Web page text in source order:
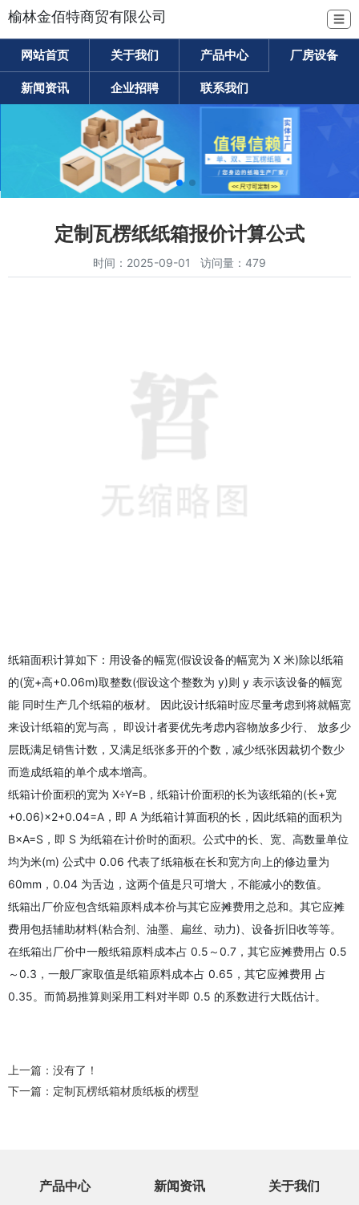
榆林金佰特商贸有限公司 ☰
网站首页 关于我们 产品中心 厂房设备
新闻资讯 企业招聘 联系我们
定制瓦楞纸纸箱报价计算公式
时间：2025-09-01 访问量：479
纸箱面积计算如下：用设备的幅宽(假设设备的幅宽为 X 米)除以纸箱
的(宽+高+0.06m)取整数(假设这个整数为 y)则 y 表示该设备的幅宽
能 同时生产几个纸箱的板材。 因此设计纸箱时应尽量考虑到将就幅宽
来设计纸箱的宽与高， 即设计者要优先考虑内容物放多少行、 放多少
层既满足销售计数，又满足纸张多开的个数，减少纸张因裁切个数少
而造成纸箱的单个成本增高。
纸箱计价面积的宽为 X÷Y=B，纸箱计价面积的长为该纸箱的(长+宽
+0.06)×2+0.04=A，即 A 为纸箱计算面积的长，因此纸箱的面积为
B×A=S，即 S 为纸箱在计价时的面积。公式中的长、宽、高数量单位
均为米(m) 公式中 0.06 代表了纸箱板在长和宽方向上的修边量为
60mm，0.04 为舌边，这两个值是只可增大，不能减小的数值。
纸箱出厂价应包含纸箱原料成本价与其它应摊费用之总和。其它应摊
费用包括辅助材料(粘合剂、油墨、扁丝、动力)、设备折旧收等等。
在纸箱出厂价中一般纸箱原料成本占 0.5～0.7，其它应摊费用占 0.5
～0.3，一般厂家取值是纸箱原料成本占 0.65，其它应摊费用 占
0.35。而简易推算则采用工料对半即 0.5 的系数进行大既估计。
上一篇：没有了！
下一篇： 定制瓦楞纸箱材质纸板的楞型
产品中心 新闻资讯 关于我们